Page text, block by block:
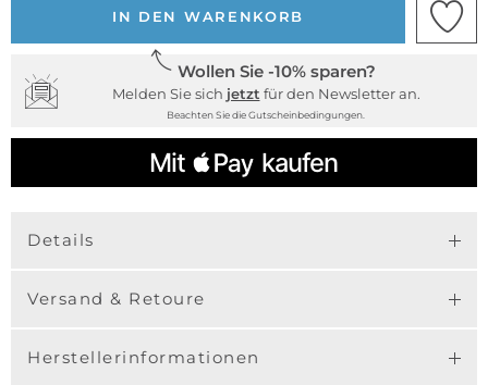
IN DEN WARENKORB
Wollen Sie -10% sparen?
Melden Sie sich jetzt für den Newsletter an.
Beachten Sie die Gutscheinbedingungen.
Details
Versand & Retoure
Herstellerinformationen